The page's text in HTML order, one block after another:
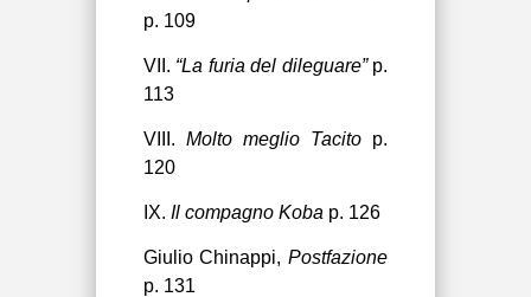
p. 109
VII. “La furia del dileguare”p.
113
VIII. Molto meglio Tacito p.
120
IX. Il compagno Koba p. 126
Giulio Chinappi,Postfazione
p. 131